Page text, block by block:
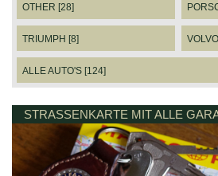
OTHER [28]
TRIUMPH [8]
ALLE AUTO'S [124]
STRASSENKARTE MIT ALLE